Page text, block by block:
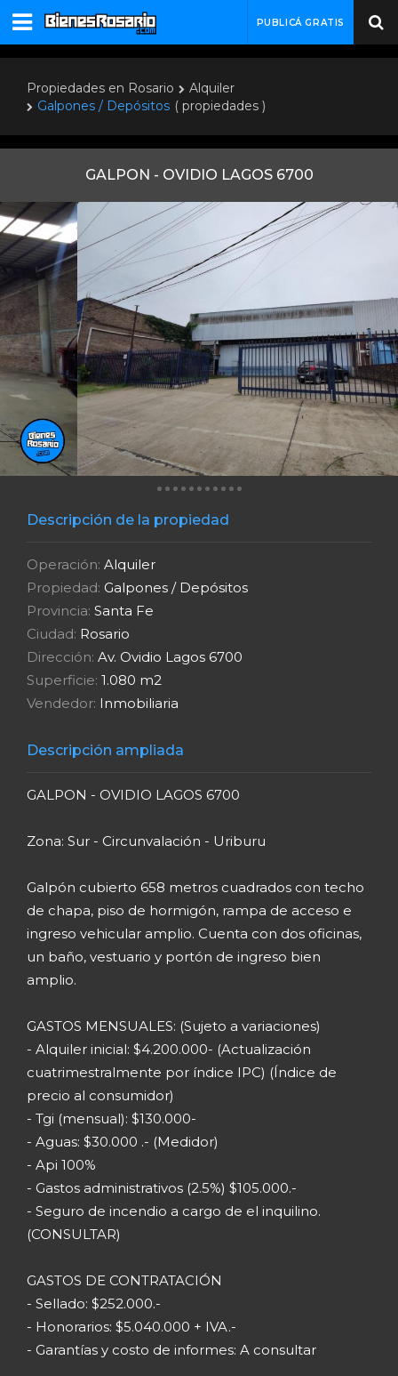
PUBLICÁ GRATIS
Propiedades en Rosario
Alquiler
Galpones / Depósitos ( propiedades )
GALPON - OVIDIO LAGOS 6700
Descripción de la propiedad
Operación: Alquiler
Propiedad: Galpones / Depósitos
Provincia: Santa Fe
Ciudad: Rosario
Dirección: Av. Ovidio Lagos 6700
Superficie: 1.080 m2
Vendedor: Inmobiliaria
Descripción ampliada
GALPON - OVIDIO LAGOS 6700
Zona: Sur - Circunvalación - Uriburu
Galpón cubierto 658 metros cuadrados con techo
de chapa, piso de hormigón, rampa de acceso e
ingreso vehicular amplio. Cuenta con dos oficinas,
un baño, vestuario y portón de ingreso bien
amplio.
GASTOS MENSUALES: (Sujeto a variaciones)
- Alquiler inicial: $4.200.000- (Actualización
cuatrimestralmente por índice IPC) (Índice de
precio al consumidor)
- Tgi (mensual): $130.000-
- Aguas: $30.000 .- (Medidor)
- Api 100%
- Gastos administrativos (2.5%) $105.000.-
- Seguro de incendio a cargo de el inquilino.
(CONSULTAR)
GASTOS DE CONTRATACIÓN
- Sellado: $252.000.-
- Honorarios: $5.040.000 + IVA.-
- Garantías y costo de informes: A consultar